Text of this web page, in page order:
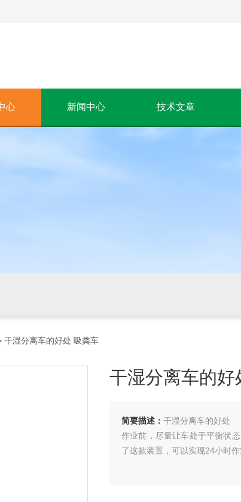
心 新闻中心 技术文章
干湿分离车的好处 吸粪车
干湿分离车的好
简要描述： 干湿分离车的好处
作业前，尽量让车处于平衡状
了这款装置，可以实现24小时